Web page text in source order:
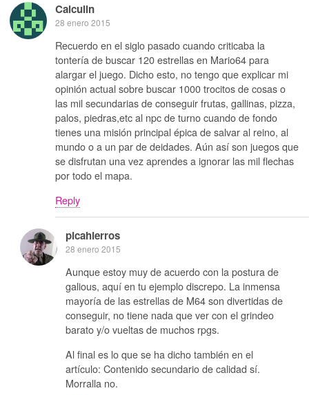
Calculin
28 enero 2015
Recuerdo en el siglo pasado cuando criticaba la
tontería de buscar 120 estrellas en Mario64 para
alargar el juego. Dicho esto, no tengo que explicar mi
opinión actual sobre buscar 1000 trocitos de cosas o
las mil secundarias de conseguir frutas, gallinas, pizza,
palos, piedras,etc al npc de turno cuando de fondo
tienes una misión principal épica de salvar al reino, al
mundo o a un par de deidades. Aún así son juegos que
se disfrutan una vez aprendes a ignorar las mil flechas
por todo el mapa.
Reply
picahierros
28 enero 2015
Aunque estoy muy de acuerdo con la postura de
galious, aquí en tu ejemplo discrepo. La inmensa
mayoría de las estrellas de M64 son divertidas de
conseguir, no tiene nada que ver con el grindeo
barato y/o vueltas de muchos rpgs.
Al final es lo que se ha dicho también en el
artículo: Contenido secundario de calidad sí.
Morralla no.